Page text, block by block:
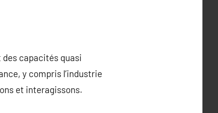
des capacités quasi
y compris l’industrie
et interagissons.